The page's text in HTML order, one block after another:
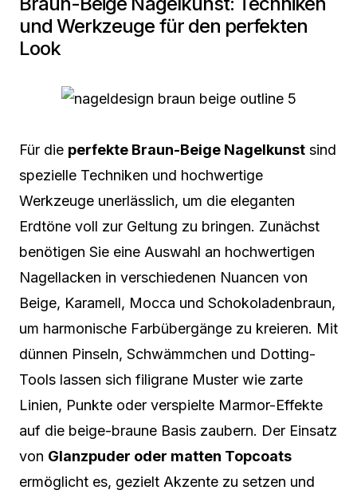
und Werkzeuge für den perfekten
Look
Für die perfekte Braun-Beige Nagelkunst sind
spezielle Techniken und hochwertige
Werkzeuge unerlässlich, um die eleganten
Erdtöne voll zur Geltung zu bringen. Zunächst
benötigen Sie eine Auswahl an hochwertigen
Nagellacken in verschiedenen Nuancen von
Beige, Karamell, Mocca und Schokoladenbraun,
um harmonische Farbübergänge zu kreieren. Mit
dünnen Pinseln, Schwämmchen und Dotting-
Tools lassen sich filigrane Muster wie zarte
Linien, Punkte oder verspielte Marmor-Effekte
auf die beige-braune Basis zaubern. Der Einsatz
von Glanzpuder oder matten Topcoats
ermöglicht es, gezielt Akzente zu setzen und